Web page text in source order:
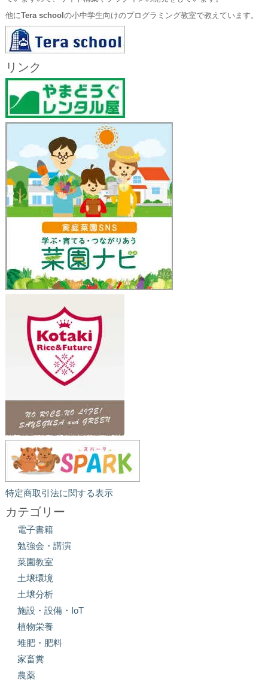
他にTera school の小中学生向けのプログラミング教室で教えています。
リンク
特定商取引法に関する表示
カテゴリー
電子書籍
勉強会・講演
菜園教室
土壌環境
土壌分析
施設・設備・IoT
植物栄養
堆肥・肥料
家畜糞
農薬